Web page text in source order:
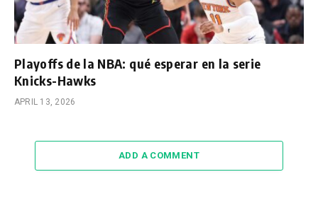
Playoffs de la NBA: qué esperar en la serie
Knicks-Hawks
APRIL 13, 2026
ADD A COMMENT